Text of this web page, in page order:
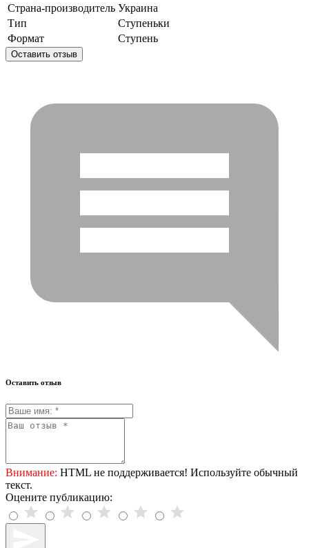
Страна-производитель Украина
Тип
Ступеньки
Формат
Ступень
Оставить отзыв
Оставить отзыв
Внимание: HTML не поддерживается! Используйте обычный
текст.
Оцените публикацию: